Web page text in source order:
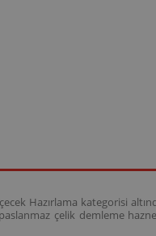
Hazırlama kategorisi
çelik demleme